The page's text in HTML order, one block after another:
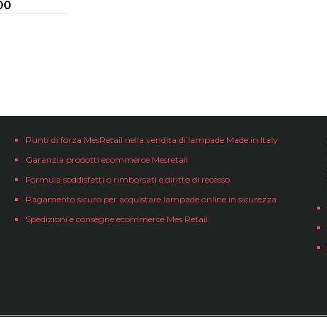
Punti di forza MesRetail nella vendita di lampade Made in Italy
Garanzia prodotti ecommerce Mesretail
Formula soddisfatti o rimborsati e diritto di recesso
Pagamento sicuro per acquistare lampade online in sicurezza
Spedizioni e consegne ecommerce Mes Retail